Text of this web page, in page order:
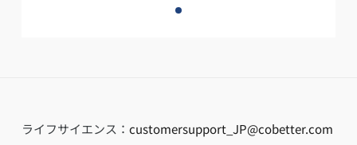
ライフサイエンス： customersupport_JP@cobetter.com